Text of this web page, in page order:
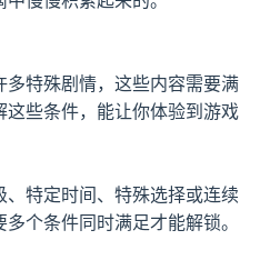
多特殊剧情，这些内容需要满
些条件，能让你体验到游戏
特定时间、特殊选择或连续
个条件同时满足才能解锁。